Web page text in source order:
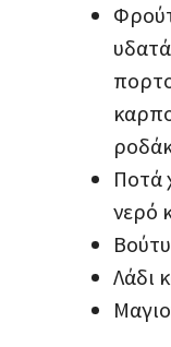
Ποτά
νερό
Λάδι